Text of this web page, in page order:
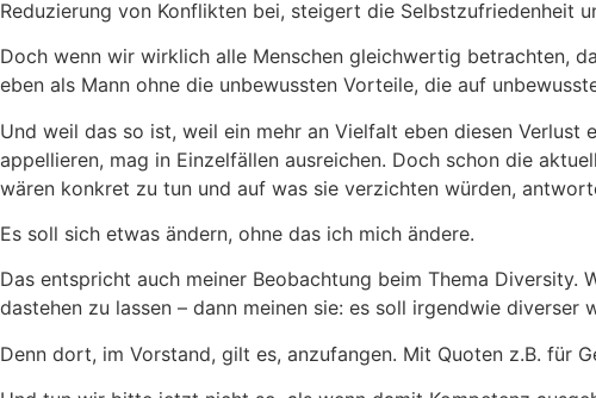
Reduzierung von Konflikten bei, steigert die Selbstzufriedenheit
Doch wenn wir wirklich alle Menschen gleichwertig betrachten,
eben als Mann ohne die unbewussten Vorteile, die auf
Und weil das so ist, weil ein mehr an Vielfalt eben diesen
appellieren, mag in Einzelfällen ausreichen. Doch schon die
wären konkret zu tun und auf was sie verzichten würden,
Es soll sich etwas ändern, ohne das ich mich ändere.
Das entspricht auch meiner Beobachtung beim Thema
dastehen zu lassen – dann meinen sie: es soll irgendwie
Denn dort, im Vorstand, gilt es, anzufangen. Mit Quoten z.B. für